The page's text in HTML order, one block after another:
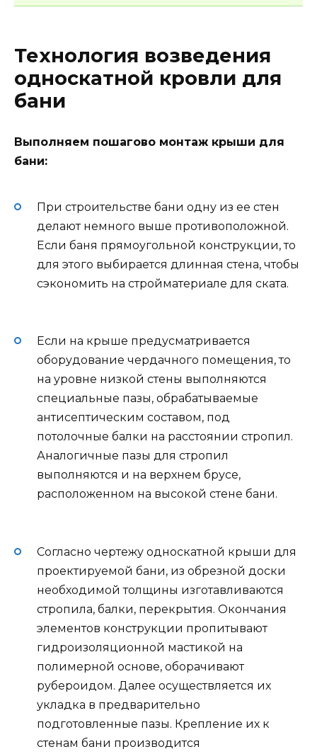
Технология возведения
односкатной кровли для
бани
Выполняем пошагово монтаж крыши для
бани:
При строительстве бани одну из ее стен
делают немного выше противоположной.
Если баня прямоугольной конструкции, то
для этого выбирается длинная стена, чтобы
сэкономить на стройматериале для ската.
Если на крыше предусматривается
оборудование чердачного помещения, то
на уровне низкой стены выполняются
специальные пазы, обрабатываемые
антисептическим составом, под
потолочные балки на расстоянии стропил.
Аналогичные пазы для стропил
выполняются и на верхнем брусе,
расположенном на высокой стене бани.
Согласно чертежу односкатной крыши для
проектируемой бани, из обрезной доски
необходимой толщины изготавливаются
стропила, балки, перекрытия. Окончания
элементов конструкции пропитывают
гидроизоляционной мастикой на
полимерной основе, оборачивают
рубероидом. Далее осуществляется их
укладка в предварительно
подготовленные пазы. Крепление их к
стенам бани производится